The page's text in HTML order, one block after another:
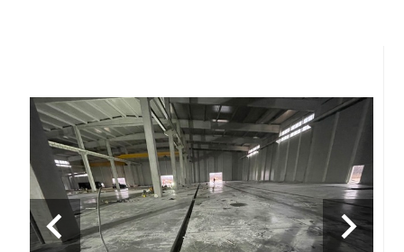
navigate_next
navigate_before